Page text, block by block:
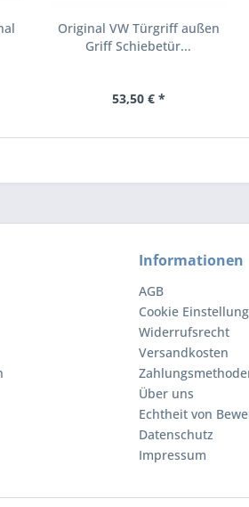
Original VW Türgriff außen
Griff Schiebetür...
53,50 € *
Informationen
AGB
Cookie
Widerrufsrecht
Versandkosten
Über uns
Echtheit von
Datenschutz
Impressum